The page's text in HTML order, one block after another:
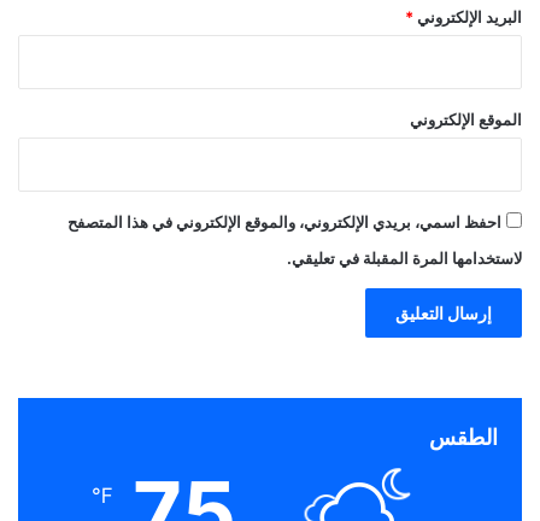
البريد الإلكتروني *
الموقع الإلكتروني
احفظ اسمي، بريدي الإلكتروني، والموقع الإلكتروني في هذا المتصفح
لاستخدامها المرة المقبلة في تعليقي.
الطقس
℉